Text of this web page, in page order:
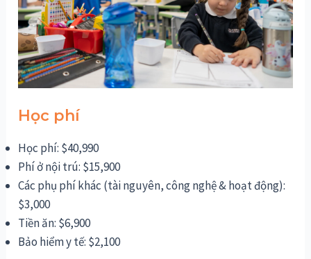
Học phí
Học phí: $40,990
Phí ở nội trú: $15,900
Các phụ phí khác (tài nguyên, công nghệ & hoạt động):
$3,000
Tiền ăn: $6,900
Bảo hiểm y tế: $2,100